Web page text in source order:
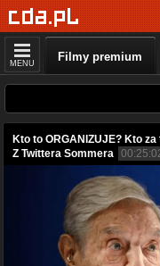
MENU Filmy premium
Kto to ORGANIZUJE? Kto
Z Twittera Sommera